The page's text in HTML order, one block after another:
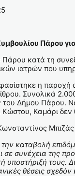
Πάρου
κατά τη
ιατρών που
η παροχή
Συνολικά
Δήμου Πάρου. Να
Καμάρι δεν
Μπιζάς
καταβολή
σε συνέχεια της
υποστήριξή τους.
θέσεις